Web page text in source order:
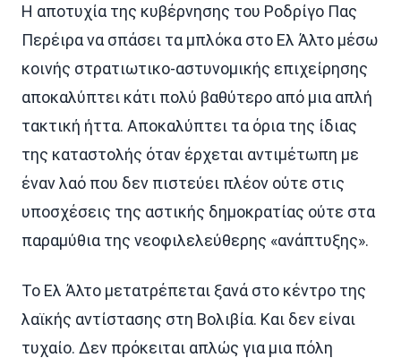
Η αποτυχία της κυβέρνησης του Ροδρίγο Πας
Περέιρα να σπάσει τα μπλόκα στο Ελ Άλτο μέσω
κοινής στρατιωτικο-αστυνομικής επιχείρησης
αποκαλύπτει κάτι πολύ βαθύτερο από μια απλή
τακτική ήττα. Αποκαλύπτει τα όρια της ίδιας
της καταστολής όταν έρχεται αντιμέτωπη με
έναν λαό που δεν πιστεύει πλέον ούτε στις
υποσχέσεις της αστικής δημοκρατίας ούτε στα
παραμύθια της νεοφιλελεύθερης «ανάπτυξης».
Το Ελ Άλτο μετατρέπεται ξανά στο κέντρο της
λαϊκής αντίστασης στη Βολιβία. Και δεν είναι
τυχαίο. Δεν πρόκειται απλώς για μια πόλη